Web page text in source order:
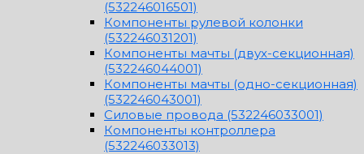
(532246016501)
Компоненты рулевой колонки
(532246031201)
Компоненты мачты (двух-секционная)
(532246044001)
Компоненты мачты (одно-секционная)
(532246043001)
Силовые провода (532246033001)
Компоненты контроллера
(532246033013)